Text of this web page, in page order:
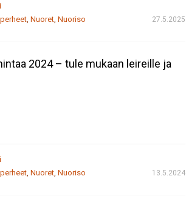
, Nuoret, Nuoriso 27.5.2025
2024 – tule mukaan leireille ja
, Nuoret, Nuoriso 13.5.2024